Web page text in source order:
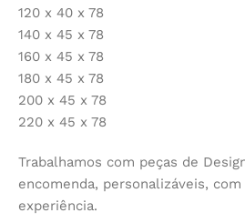
120 x 40 x 78
140 x 45 x 78
160 x 45 x 78
180 x 45 x 78
200 x 45 x 78
220 x 45 x 78
Trabalhamos com peças de
encomenda, personalizáveis,
experiência.